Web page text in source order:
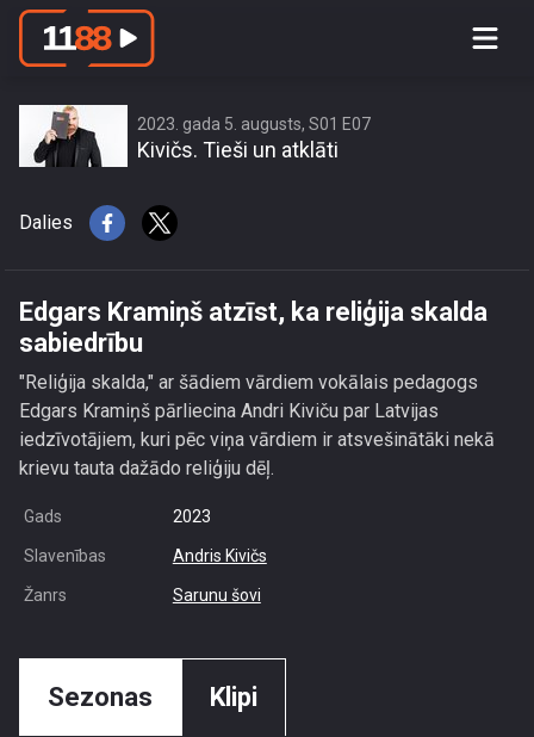
Edgars Kramiņš atzīst, ka reliģija
2023. gada 5. augusts, S01 E07
Kivičs. Tieši un atklāti
Dalies
Edgars Kramiņš atzīst, ka reliģija skalda
sabiedrību
"Reliģija skalda," ar šādiem vārdiem vokālais pedagogs
Edgars Kramiņš pārliecina Andri Kiviču par Latvijas
iedzīvotājiem, kuri pēc viņa vārdiem ir atsvešinātāki nekā
krievu tauta dažādo reliģiju dēļ.
Gads 2023
Slavenības Andris Kivičs
Žanrs Sarunu šovi
Sezonas Klipi